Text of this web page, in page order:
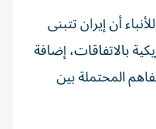
أن إيران تتبنى
بالاتفاقات، إضافة
المحتملة بين